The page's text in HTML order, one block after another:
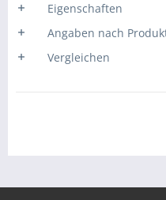
Eigenschaften
Angaben nach
Vergleichen